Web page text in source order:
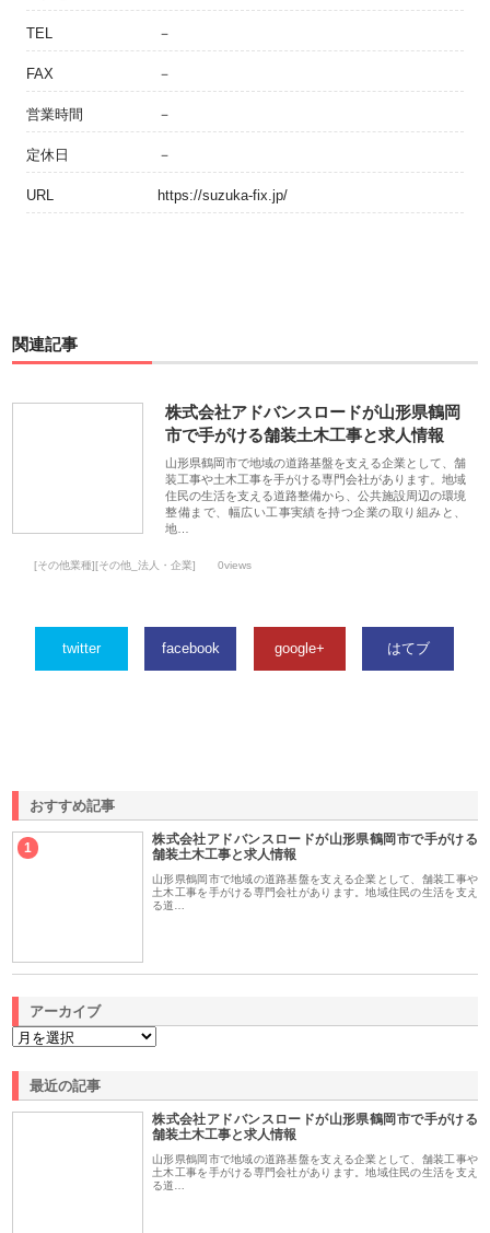
TEL －
FAX －
営業時間 －
定休日 －
URL https://suzuka-fix.jp/
関連記事
株式会社アドバンスロードが山形県鶴岡
市で手がける舗装土木工事と求人情報
山形県鶴岡市で地域の道路基盤を支える企業として、舗
装工事や土木工事を手がける専門会社があります。地域
住民の生活を支える道路整備から、公共施設周辺の環境
整備まで、幅広い工事実績を持つ企業の取り組みと、
地…
[その他業種][その他_法人・企業] 0views
twitter facebook google+ はてブ
おすすめ記事
1
株式会社アドバンスロードが山形県鶴岡市で手がける
舗装土木工事と求人情報
山形県鶴岡市で地域の道路基盤を支える企業として、舗装工事や
土木工事を手がける専門会社があります。地域住民の生活を支え
る道…
アーカイブ
最近の記事
株式会社アドバンスロードが山形県鶴岡市で手がける
舗装土木工事と求人情報
山形県鶴岡市で地域の道路基盤を支える企業として、舗装工事や
土木工事を手がける専門会社があります。地域住民の生活を支え
る道…